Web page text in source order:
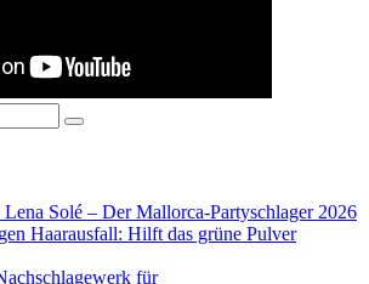
Suchen
Lena Solé – Der Mallorca-Partyschlager 2026
Haarausfall: Hilft das grüne Pulver
für